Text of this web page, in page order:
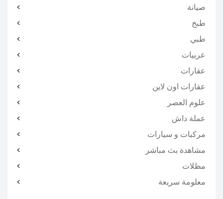
صيانة
طبخ
طبي
عربيات
عقارات
عقارات اون لاين
علوم العصر
عملة داش
مركبات و سيارات
مشاهدة بث مباشر
مظلات
معلومة سريعة